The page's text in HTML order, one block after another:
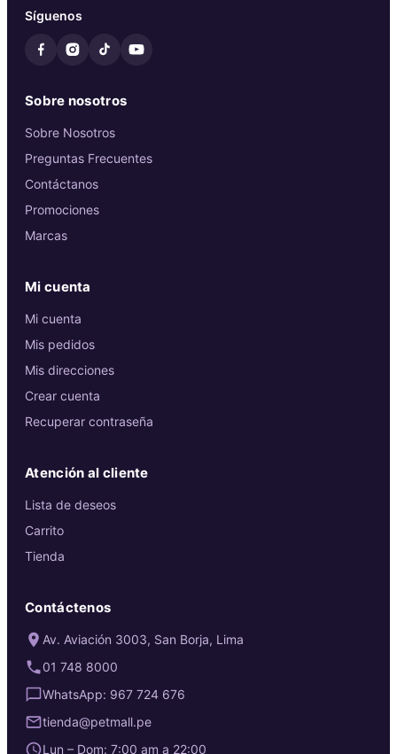
Síguenos
Sobre nosotros
Sobre Nosotros
Preguntas Frecuentes
Contáctanos
Promociones
Marcas
Mi cuenta
Mi cuenta
Mis pedidos
Mis direcciones
Crear cuenta
Recuperar contraseña
Atención al cliente
Lista de deseos
Carrito
Tienda
Contáctenos
Av. Aviación 3003, San Borja, Lima
01 748 8000
WhatsApp: 967 724 676
tienda@petmall.pe
Lun – Dom: 7:00 am a 22:00